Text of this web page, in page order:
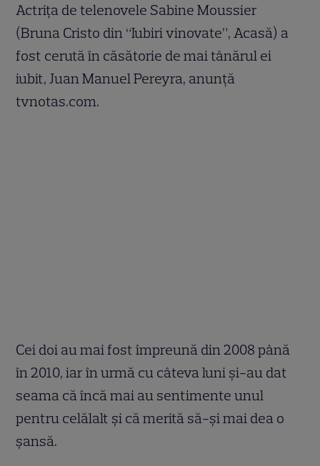
Actriţa de telenovele Sabine Moussier
(Bruna Cristo din “Iubiri vinovate”, Acasă) a
fost cerută în căsătorie de mai tânărul ei
iubit, Juan Manuel Pereyra, anunţă
tvnotas.com.
Cei doi au mai fost împreună din 2008 până
în 2010, iar în urmă cu câteva luni şi-au dat
seama că încă mai au sentimente unul
pentru celălalt şi că merită să-şi mai dea o
şansă.